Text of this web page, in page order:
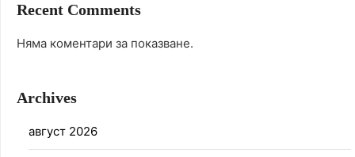
Recent Comments
Няма коментари за показване.
Archives
август 2026